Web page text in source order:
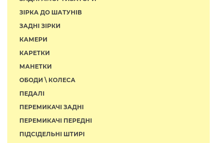
ЗІРКА ДО ШАТУНІВ
ЗАДНІ ЗІРКИ
КАМЕРИ
КАРЕТКИ
МАНЕТКИ
ОБОДИ \ КОЛЕСА
ПЕДАЛІ
ПЕРЕМИКАЧІ ЗАДНІ
ПЕРЕМИКАЧІ ПЕРЕДНІ
ПІДСІДЕЛЬНІ ШТИРІ